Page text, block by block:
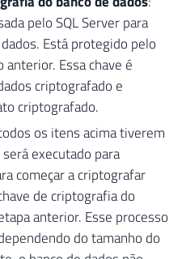
pelo SQL Server para
Está protegido pelo
Essa chave é
criptografado e
criptografado.
os itens acima tiverem
executado para
começar a criptografar
de criptografia do
anterior. Esse processo
do tamanho do